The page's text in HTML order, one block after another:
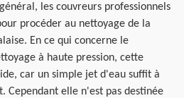
les couvreurs professionnels
procéder au nettoyage de la
En ce qui concerne le
à haute pression, cette
car un simple jet d'eau suffit à
Cependant elle n'est pas destinée